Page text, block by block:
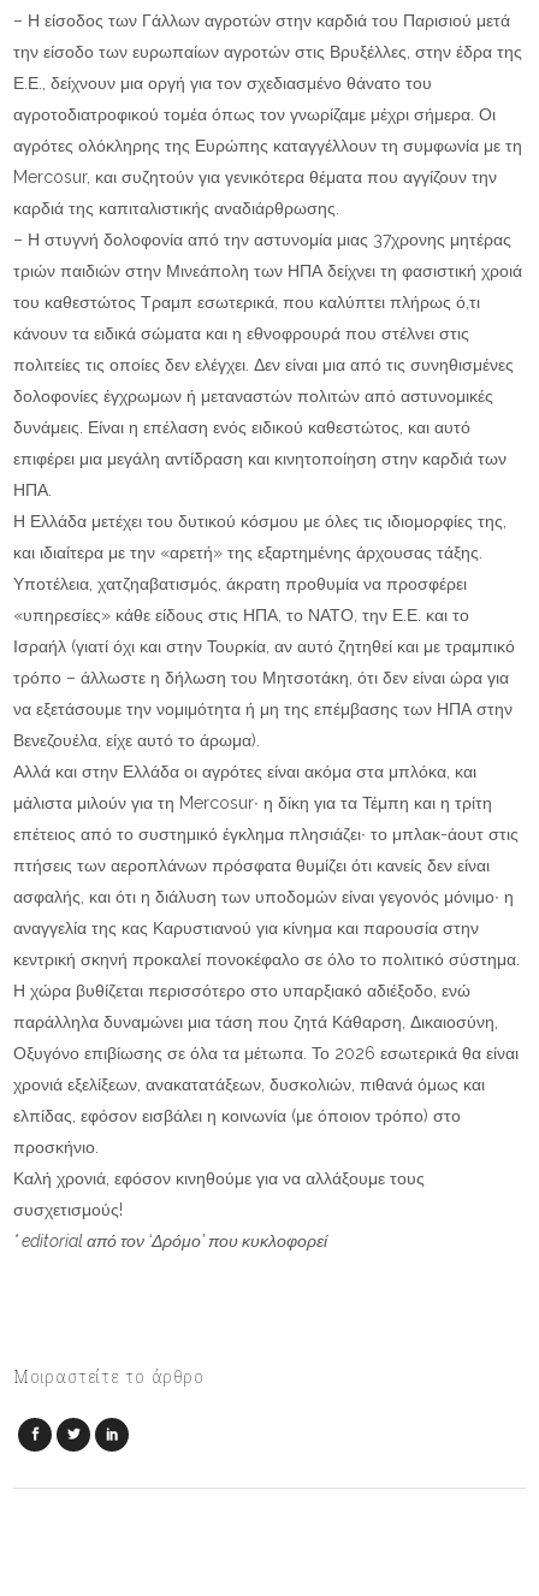
– Η είσοδος των Γάλλων αγροτών στην καρδιά του Παρισιού μετά
την είσοδο των ευρωπαίων αγροτών στις Βρυξέλλες, στην έδρα της
Ε.Ε., δείχνουν μια οργή για τον σχεδιασμένο θάνατο του
αγροτοδιατροφικού τομέα όπως τον γνωρίζαμε μέχρι σήμερα. Οι
αγρότες ολόκληρης της Ευρώπης καταγγέλλουν τη συμφωνία με τη
Mercosur, και συζητούν για γενικότερα θέματα που αγγίζουν την
καρδιά της καπιταλιστικής αναδιάρθρωσης.
– Η στυγνή δολοφονία από την αστυνομία μιας 37χρονης μητέρας
τριών παιδιών στην Μινεάπολη των ΗΠΑ δείχνει τη φασιστική χροιά
του καθεστώτος Τραμπ εσωτερικά, που καλύπτει πλήρως ό,τι
κάνουν τα ειδικά σώματα και η εθνοφρουρά που στέλνει στις
πολιτείες τις οποίες δεν ελέγχει. Δεν είναι μια από τις συνηθισμένες
δολοφονίες έγχρωμων ή μεταναστών πολιτών από αστυνομικές
δυνάμεις. Είναι η επέλαση ενός ειδικού καθεστώτος, και αυτό
επιφέρει μια μεγάλη αντίδραση και κινητοποίηση στην καρδιά των
ΗΠΑ.
Η Ελλάδα μετέχει του δυτικού κόσμου με όλες τις ιδιομορφίες της,
και ιδιαίτερα με την «αρετή» της εξαρτημένης άρχουσας τάξης.
Υποτέλεια, χατζηαβατισμός, άκρατη προθυμία να προσφέρει
«υπηρεσίες» κάθε είδους στις ΗΠΑ, το ΝΑΤΟ, την Ε.Ε. και το
Ισραήλ (γιατί όχι και στην Τουρκία, αν αυτό ζητηθεί και με τραμπικό
τρόπο – άλλωστε η δήλωση του Μητσοτάκη, ότι δεν είναι ώρα για
να εξετάσουμε την νομιμότητα ή μη της επέμβασης των ΗΠΑ στην
Βενεζουέλα, είχε αυτό το άρωμα).
Αλλά και στην Ελλάδα οι αγρότες είναι ακόμα στα μπλόκα, και
μάλιστα μιλούν για τη Mercosur∙ η δίκη για τα Τέμπη και η τρίτη
επέτειος από το συστημικό έγκλημα πλησιάζει∙ το μπλακ-άουτ στις
πτήσεις των αεροπλάνων πρόσφατα θυμίζει ότι κανείς δεν είναι
ασφαλής, και ότι η διάλυση των υποδομών είναι γεγονός μόνιμο∙ η
αναγγελία της κας Καρυστιανού για κίνημα και παρουσία στην
κεντρική σκηνή προκαλεί πονοκέφαλο σε όλο το πολιτικό σύστημα.
Η χώρα βυθίζεται περισσότερο στο υπαρξιακό αδιέξοδο, ενώ
παράλληλα δυναμώνει μια τάση που ζητά Κάθαρση, Δικαιοσύνη,
Οξυγόνο επιβίωσης σε όλα τα μέτωπα. Το 2026 εσωτερικά θα είναι
χρονιά εξελίξεων, ανακατατάξεων, δυσκολιών, πιθανά όμως και
ελπίδας, εφόσον εισβάλει η κοινωνία (με όποιον τρόπο) στο
προσκήνιο.
Καλή χρονιά, εφόσον κινηθούμε για να αλλάξουμε τους
συσχετισμούς!
* editorial από τον ‘Δρόμο’ που κυκλοφορεί
Μοιραστείτε το άρθρο